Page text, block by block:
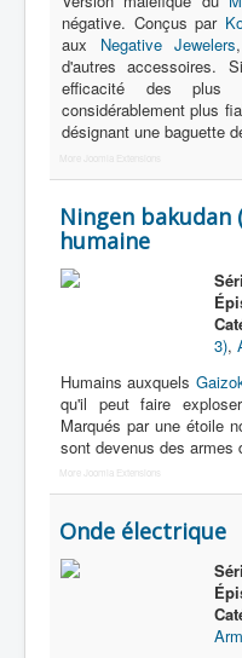
négative. Conçus par
aux Negative Jewelers
d'autres accessoires.
efficacité des plus
considérablement plus
désignant une baguette
More Joomla Extensions
Ningen bakudan
humaine
3),
Humains auxquels
qu'il peut faire
Marqués par une étoile
sont devenus des
More Joomla Extensions
Onde électrique